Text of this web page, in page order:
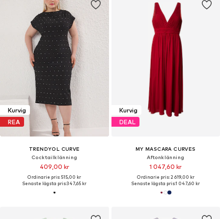
Kurvig
REA
TRENDYOL CURVE
Cocktailklänning
409,00 kr
Ordinarie pris: 515,00 kr
Senaste lägsta pris:347,65 kr
Kurvig
DEAL
MY MASCARA CURVES
Aftonklänning
1 047,60 kr
Ordinarie pris: 2 619,00 kr
Senaste lägsta pris:1 047,60 kr